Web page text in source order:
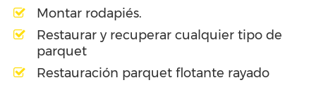
Montar rodapiés.
Restaurar y recuperar cualquier tipo de
parquet
Restauración parquet flotante rayado